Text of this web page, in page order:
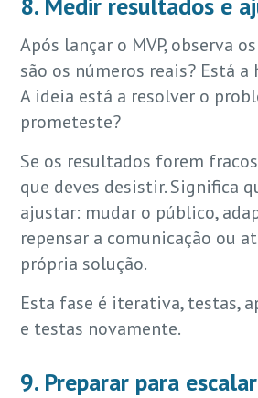
Após lançar o MVP, observa
são os números reais? Está a
A ideia está a resolver o
prometeste?
Se os resultados forem
que deves desistir. Significa
ajustar: mudar o público,
repensar a comunicação ou
própria solução.
Esta fase é iterativa, testas,
e testas novamente.
9. Preparar para escalar